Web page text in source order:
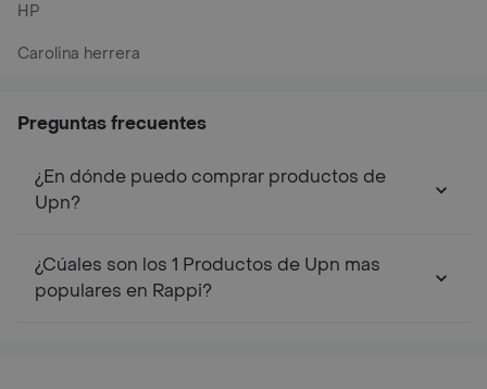
HP
Carolina herrera
Preguntas frecuentes
¿En dónde puedo comprar productos de
Upn?
¿Cúales son los 1 Productos de Upn mas
populares en Rappi?